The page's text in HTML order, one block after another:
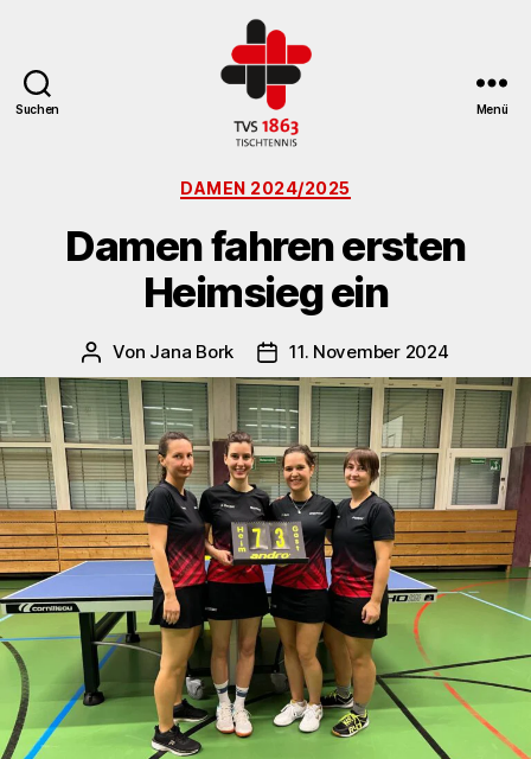
Suchen
St.
Tischtennisabteilung
Menü
Kategorien
DAMEN 2024/2025
Damen fahren ersten
Heimsieg ein
Beitragsautor
Von Jana Bork Veröffentlichungsdatum
11. November 2024